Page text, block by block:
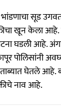
भांडणाचा सूड
खून केला
घडली आहे.
पोलिसांनी
घेतले आहे.
नाव आहे.